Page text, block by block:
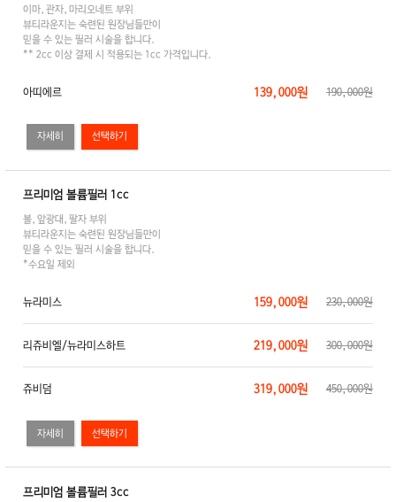
이마,관자,마리오네트 부위
뷰티라운지는 숙련된 원장님들만이
믿을 수 있는 필러 시술을 합니다.
** 2cc 이상 결제 시 적용되는 1cc 가격입니다.
자세히
아띠에르 139,000원 190,000원
프리미엄 볼륨필러 1cc
볼,앞광대,팔자 부위
뷰티라운지는 숙련된 원장님들만이
믿을 수 있는 필러 시술을 합니다.
*수요일 제외
자세히
뉴라미스 159,000원 230,000원
리쥬비엘/뉴라미스하트 219,000원 300,000원
쥬비덤 319,000원 450,000원
프리미엄 볼륨필러 3cc